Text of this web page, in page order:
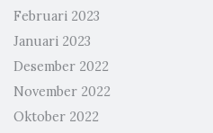
Februari 2023
Januari 2023
Desember 2022
November 2022
Oktober 2022